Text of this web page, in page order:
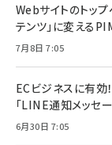
Webサイトのトッ
テンツ」に変える
7月8日 7:05
ECビジネスに有効
「LINE通知メッセ
6月30日 7:05